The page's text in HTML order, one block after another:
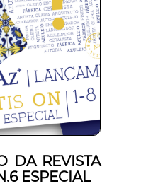
DA REVISTA
ESPECIAL